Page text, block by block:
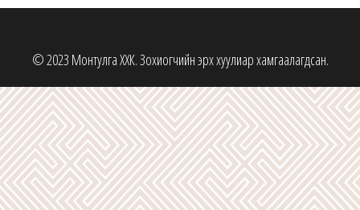
© 2023 Монтулга ХХК. Зохиогчийн эрх хуулиар хамгаалагдсан.